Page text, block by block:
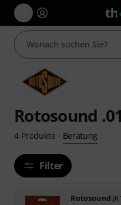
Rotosound
4 Produkte · Beratung
Filter
Rotosound